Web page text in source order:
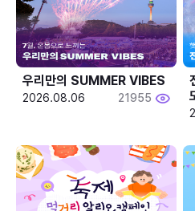
우리만의 SUMMER VIBES
2026.08.06 21955